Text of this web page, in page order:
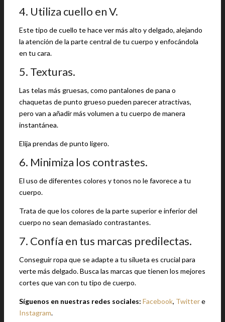
4. Utiliza cuello en V.
Este tipo de cuello te hace ver más alto y delgado, alejando
la atención de la parte central de tu cuerpo y enfocándola
en tu cara.
5. Texturas.
Las telas más gruesas, como pantalones de pana o
chaquetas de punto grueso pueden parecer atractivas,
pero van a añadir más volumen a tu cuerpo de manera
instantánea.
Elija prendas de punto ligero.
6. Minimiza los contrastes.
El uso de diferentes colores y tonos no le favorece a tu
cuerpo.
Trata de que los colores de la parte superior e inferior del
cuerpo no sean demasiado contrastantes.
7. Confía en tus marcas predilectas.
Conseguir ropa que se adapte a tu silueta es crucial para
verte más delgado. Busca las marcas que tienen los mejores
cortes que van con tu tipo de cuerpo.
Síguenos en nuestras redes sociales: Facebook, Twittere
Instagram.